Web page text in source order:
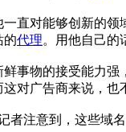
直对能够创新的
的代理。用他自己的
物的接受能力
对广告商来说，也
注意到，这些域